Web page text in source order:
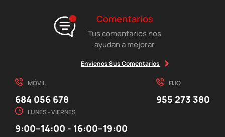
Comentarios
Tus comentarios nos
ayudan a mejorar
Envíenos Sus Comentarios
MÓVIL
684 056 678
FIJO
955 273 380
LUNES - VIERNES
9:00–14:00 - 16:00–19:00